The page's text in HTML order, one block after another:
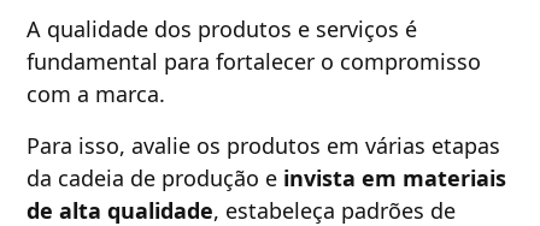
A qualidade dos produtos e serviços é
fundamental para fortalecer o compromisso
com a marca.
Para isso, avalie os produtos em várias etapas
da cadeia de produção e invista em materiais
de alta qualidade, estabeleça padrões de